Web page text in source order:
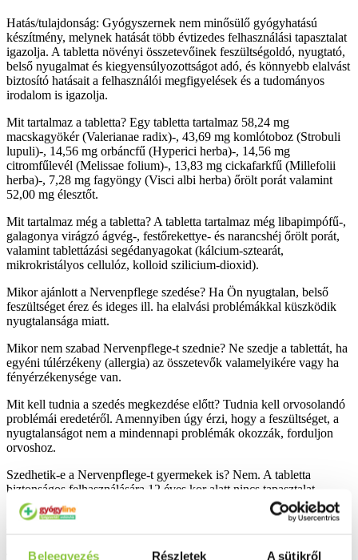
Beleegyezés Részletek A sütikről
Hatás/tulajdonság: Gyógyszernek nem minősülő gyógyhatású
készítmény, melynek hatását több évtizedes felhasználási tapasztalat
igazolja. A tabletta növényi összetevőinek feszültségoldó, nyugtató,
belső nyugalmat és kiegyensúlyozottságot adó, és könnyebb elalvást
biztosító hatásait a felhasználói megfigyelések és a tudományos
irodalom is igazolja.
Mit tartalmaz a tabletta? Egy tabletta tartalmaz 58,24 mg
macskagyökér (Valerianae radix)-, 43,69 mg komlótoboz (Strobuli
lupuli)-, 14,56 mg orbáncfű (Hyperici herba)-, 14,56 mg
citromfűlevél (Melissae folium)-, 13,83 mg cickafarkfű (Millefolii
herba)-, 7,28 mg fagyöngy (Visci albi herba) őrölt porát valamint
52,00 mg élesztőt.
Mit tartalmaz még a tabletta? A tabletta tartalmaz még libapimpófű-,
galagonya virágzó ágvég-, festőrekettye- és narancshéj őrölt porát,
valamint tablettázási segédanyagokat (kálcium-sztearát,
mikrokristályos cellulóz, kolloid szilicium-dioxid).
Mikor ajánlott a Nervenpflege szedése? Ha Ön nyugtalan, belső
feszültséget érez és ideges ill. ha elalvási problémákkal küszködik
nyugtalansága miatt.
Mikor nem szabad Nervenpflege-t szednie? Ne szedje a tablettát, ha
egyéni túlérzékeny (allergia) az összetevők valamelyikére vagy ha
fényérzékenysége van.
Mit kell tudnia a szedés megkezdése előtt? Tudnia kell orvosolandó
problémái eredetéről. Amennyiben úgy érzi, hogy a feszültséget, a
nyugtalanságot nem a mindennapi problémák okozzák, forduljon
orvoshoz.
Szedhetik-e a Nervenpflege-t gyermekek is? Nem. A tabletta
biztonságos felhasználására 12 éves kor alatt nincs tapasztalat.
Szedhető-e a Nervenpflege más gyógyszerek mellett? Erre